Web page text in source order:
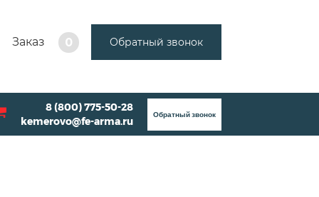
Заказ 0 Обратный звонок
8 (800) 775-50-28
kemerovo@fe-arma.ru
Обратный звонок